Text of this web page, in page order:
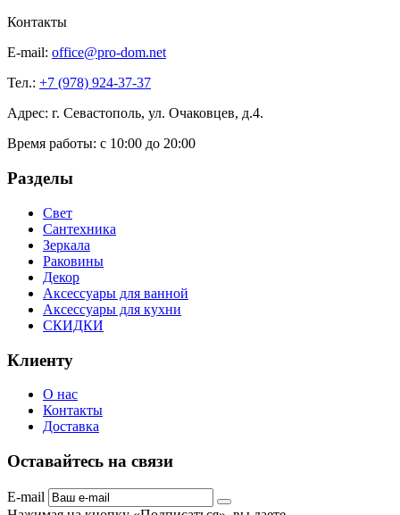
Контакты
E-mail: office@pro-dom.net
Тел.: +7 (978) 924-37-37
Адрес: г. Севастополь, ул. Очаковцев, д.4.
Время работы: с 10:00 до 20:00
Разделы
Свет
Сантехника
Зеркала
Раковины
Декор
Аксессуары для ванной
Аксессуары для кухни
СКИДКИ
Клиенту
О нас
Контакты
Доставка
Оставайтесь на связи
E-mail